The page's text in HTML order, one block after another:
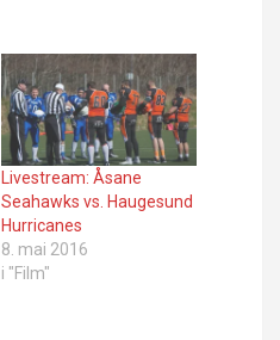
Livestream: Åsane
Seahawks vs. Haugesund
Hurricanes
8. mai 2016
i "Film"